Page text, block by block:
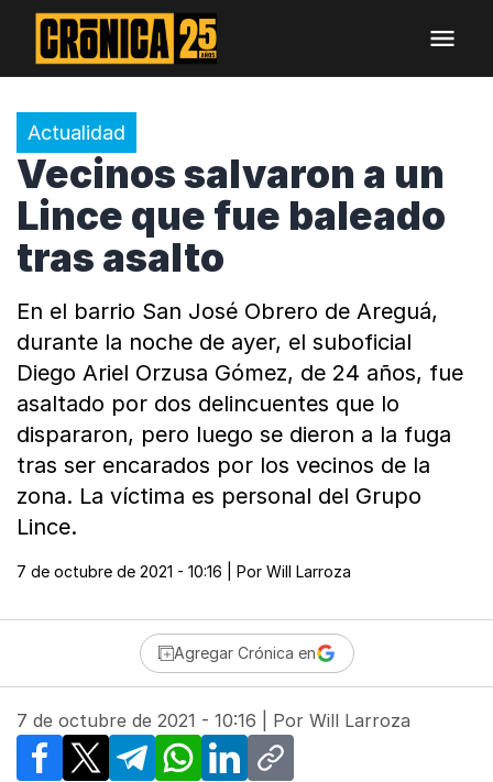
Actualidad
Vecinos salvaron a un
Lince que fue baleado
tras asalto
En el barrio San José Obrero de Areguá,
durante la noche de ayer, el suboficial
Diego Ariel Orzusa Gómez, de 24 años, fue
asaltado por dos delincuentes que lo
dispararon, pero luego se dieron a la fuga
tras ser encarados por los vecinos de la
zona. La víctima es personal del Grupo
Lince.
7 de octubre de 2021 - 10:16 | Por Will Larroza
Agregar Crónica en
7 de octubre de 2021 - 10:16 | Por Will Larroza
Facebook
X TelegramWhatsApp
LinkedInCopy link